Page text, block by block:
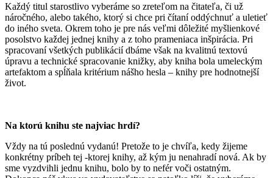
Každý titul starostlivo vyberáme so zreteľom na čitateľa, či už
náročného, alebo takého, ktorý si chce pri čítaní oddýchnuť a uletieť
do iného sveta. Okrem toho je pre nás veľmi dôležité myšlienkové
posolstvo každej jednej knihy a z toho prameniaca inšpirácia. Pri
spracovaní všetkých publikácií dbáme však na kvalitnú textovú
úpravu a technické spracovanie knižky, aby kniha bola umeleckým
artefaktom a spĺňala kritérium nášho hesla – knihy pre hodnotnejší
život.
Na ktorú knihu ste najviac hrdí?
Vždy na tú poslednú vydanú! Pretože to je chvíľa, kedy žijeme
konkrétny príbeh tej -ktorej knihy, až kým ju nenahradí nová. Ak by
sme vyzdvihli jednu knihu, bolo by to nefér voči ostatným.